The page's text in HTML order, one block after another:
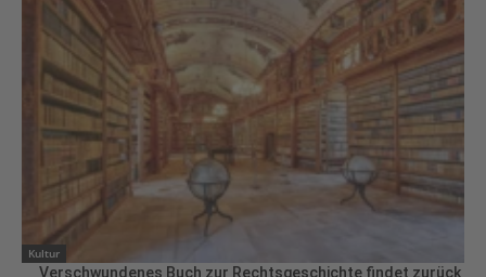
Kultur
Verschwundenes Buch zur Rechtsgeschichte findet zurück